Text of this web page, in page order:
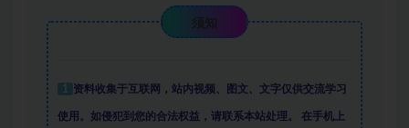
须知
1 资料收集于互联网 ， 站内视频、图文、文字仅供交流学习
使用。如侵犯到您的合法权益，请联系本站处理。 在手机上